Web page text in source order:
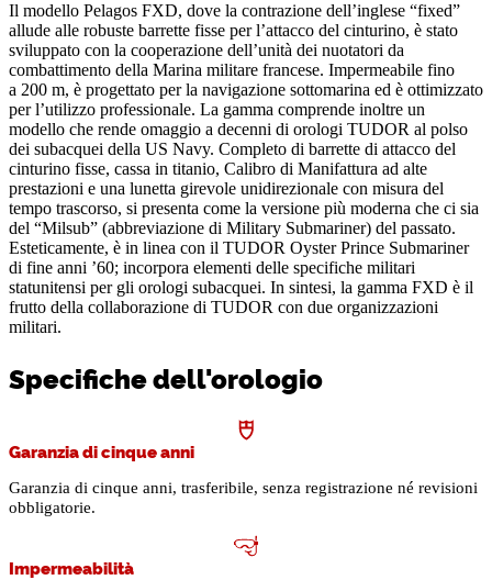
Il modello Pelagos FXD, dove la contrazione dell’inglese “fixed”
allude alle robuste barrette fisse per l’attacco del cinturino, è stato
sviluppato con la cooperazione dell’unità dei nuotatori da
combattimento della Marina militare francese. Impermeabile fino
a 200 m, è progettato per la navigazione sottomarina ed è ottimizzato
per l’utilizzo professionale. La gamma comprende inoltre un
modello che rende omaggio a decenni di orologi TUDOR al polso
dei subacquei della US Navy. Completo di barrette di attacco del
cinturino fisse, cassa in titanio, Calibro di Manifattura ad alte
prestazioni e una lunetta girevole unidirezionale con misura del
tempo trascorso, si presenta come la versione più moderna che ci sia
del “Milsub” (abbreviazione di Military Submariner) del passato.
Esteticamente, è in linea con il TUDOR Oyster Prince Submariner
di fine anni ’60; incorpora elementi delle specifiche militari
statunitensi per gli orologi subacquei. In sintesi, la gamma FXD è il
frutto della collaborazione di TUDOR con due organizzazioni
militari.
Specifiche dell'orologio
Garanzia di cinque anni
Garanzia di cinque anni, trasferibile, senza registrazione né revisioni
obbligatorie.
Impermeabilità